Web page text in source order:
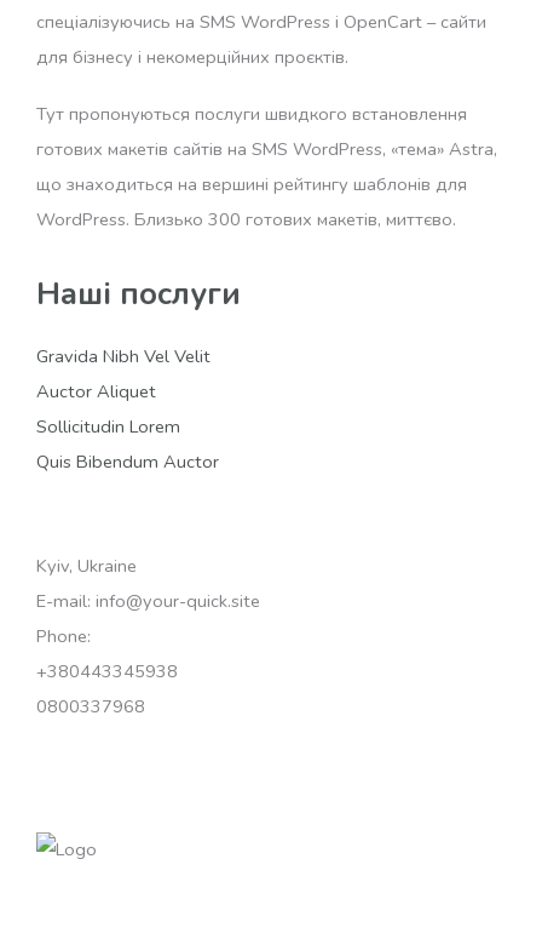
спеціалізуючись на SMS WordPress і OpenCart – сайти
для бізнесу і некомерційних проєктів.
Тут пропонуються послуги швидкого встановлення
готових макетів сайтів на SMS WordPress, «тема» Astra,
що знаходиться на вершині рейтингу шаблонів для
WordPress. Близько 300 готових макетів, миттєво.
Наші послуги
Gravida Nibh Vel Velit
Auctor Aliquet
Sollicitudin Lorem
Quis Bibendum Auctor
Kyiv, Ukraine
E-mail: info@your-quick.site
Phone:
+380443345938
0800337968